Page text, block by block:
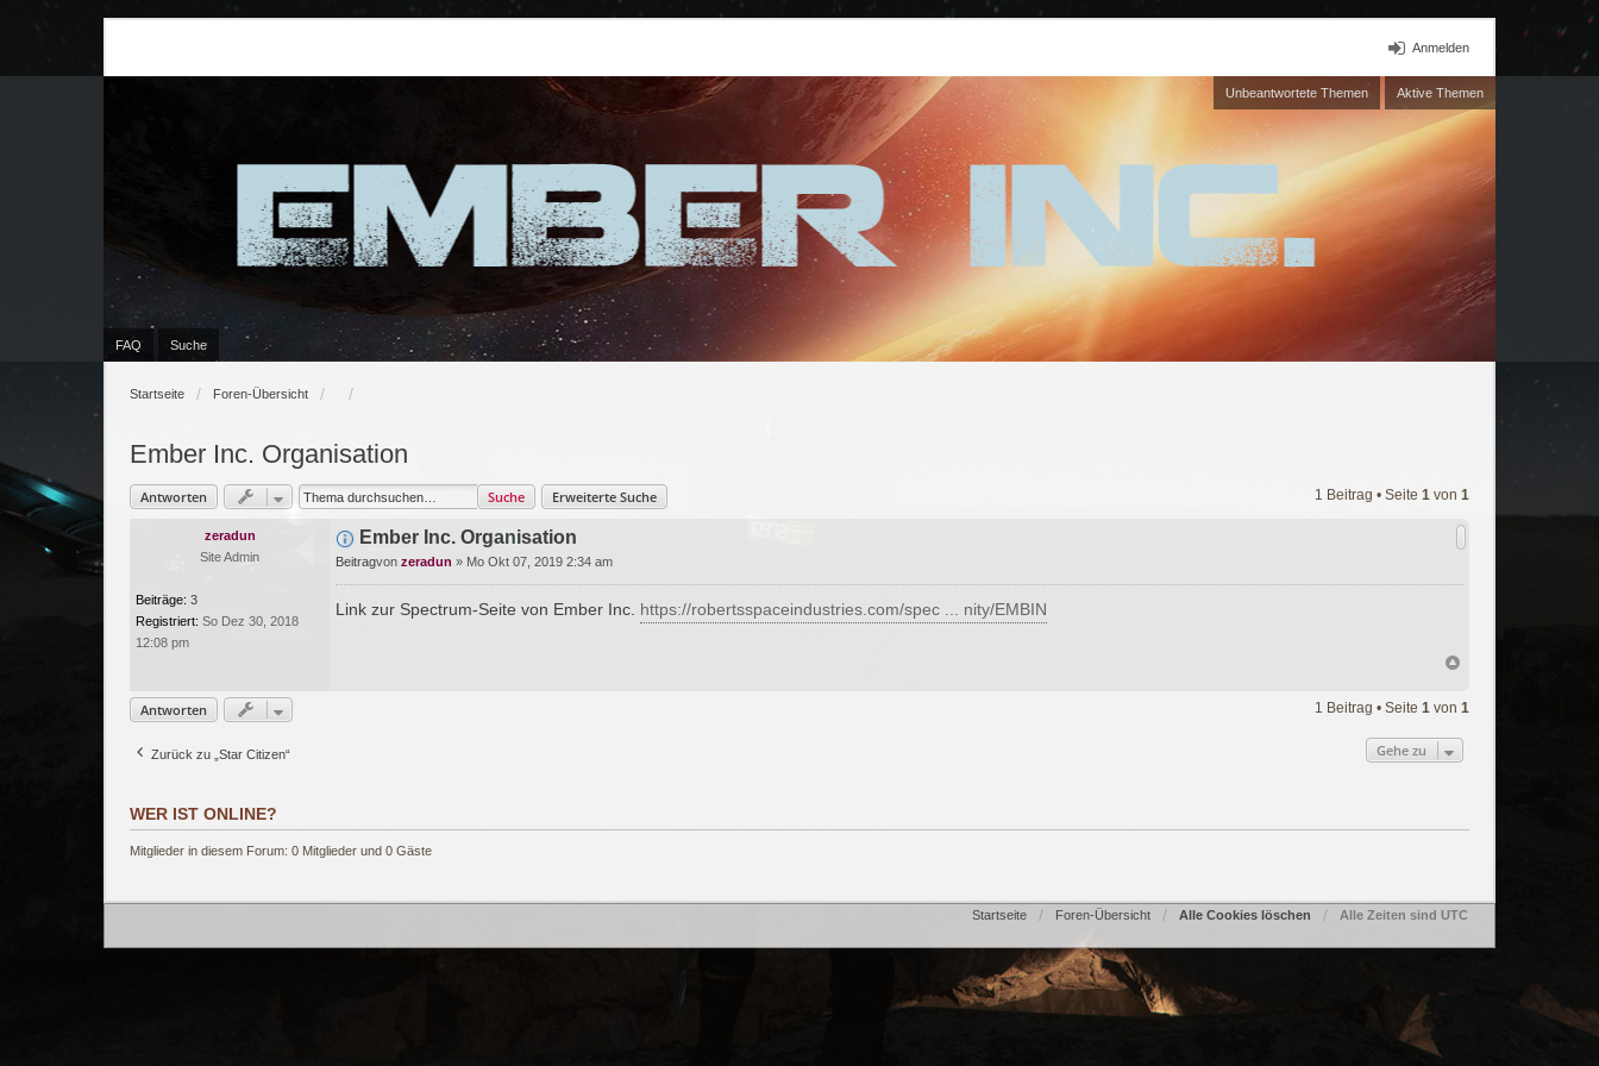
Anmelden
Unbeantwortete Themen Aktive Themen
FAQ Suche
Startseite Foren-Übersicht
Ember Inc. Organisation
Antworten Suche Erweiterte Suche 1 Beitrag • Seite 1 von 1
zeradun
Site Admin
Beiträge: 3
Registriert: So Dez 30, 2018
12:08 pm
Ember Inc. Organisation
Beitragvon zeradun » Mo Okt 07, 2019 2:34 am
Link zur Spectrum-Seite von Ember Inc. https://robertsspaceindustries.com/spec ... nity/EMBIN
Antworten 1 Beitrag • Seite 1 von 1
Zurück zu „Star Citizen“ Gehe zu
WER IST ONLINE?
Mitglieder in diesem Forum: 0 Mitglieder und 0 Gäste
Startseite Foren-Übersicht Alle Cookies löschen Alle Zeiten sind UTC